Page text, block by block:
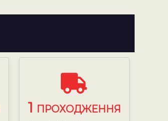
1 ПРОХОДЖЕННЯ